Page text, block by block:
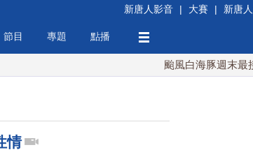
新唐人影音 | 大賽 | 新唐
節目 專題 點播
颱風白海豚週末最接
情